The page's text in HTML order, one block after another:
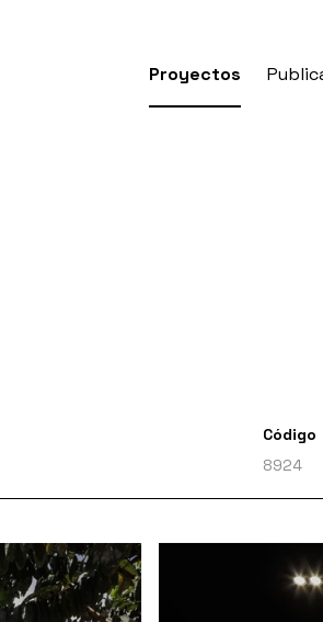
Proyectos
Código
8924